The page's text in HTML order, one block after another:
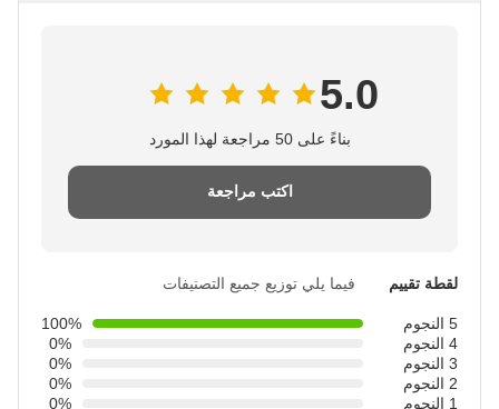
5.0
بناءً على 50 مراجعة لهذا المورد
اكتب مراجعة
لقطة تقييم فيما يلي توزيع جميع التصنيفات
5 النجوم
100%
4 النجوم
0%
0%
0%
0%